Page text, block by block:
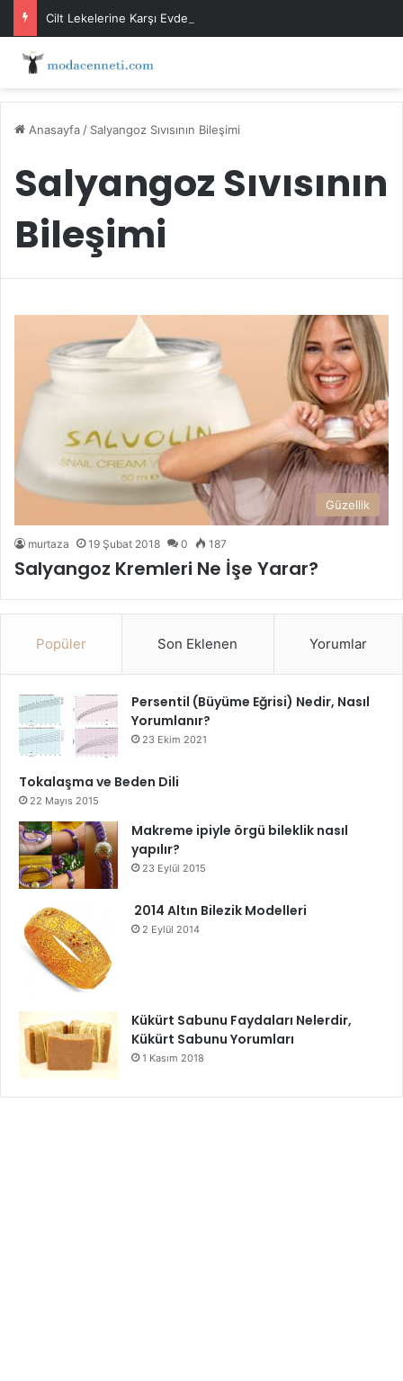
Cilt Lekelerine Karşı Evde Maske Önerileri
Anasayfa / Salyangoz Sıvısının Bileşimi
Salyangoz Sıvısının
Bileşimi
Güzellik
murtaza 19 Şubat 2018 0 187
Salyangoz Kremleri Ne İşe Yarar?
Popüler Son Eklenen Yorumlar
Persentil (Büyüme Eğrisi) Nedir, Nasıl
Yorumlanır?
23 Ekim 2021
Tokalaşma ve Beden Dili
22 Mayıs 2015
Makreme ipiyle örgü bileklik nasıl
yapılır?
23 Eylül 2015
2014 Altın Bilezik Modelleri
2 Eylül 2014
Kükürt Sabunu Faydaları Nelerdir,
Kükürt Sabunu Yorumları
1 Kasım 2018